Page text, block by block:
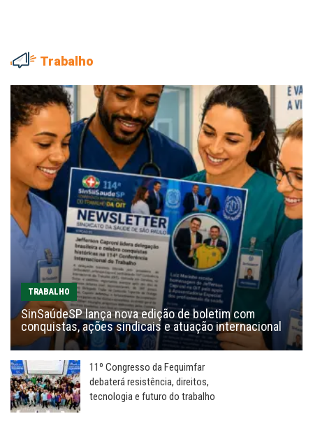
Trabalho
TRABALHO
SinSaúdeSP lança nova edição de boletim com
conquistas, ações sindicais e atuação internacional
11º Congresso da Fequimfar
debaterá resistência, direitos,
tecnologia e futuro do trabalho